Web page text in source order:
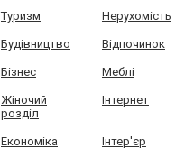
Туризм Нерухомість
Будівництво Відпочинок
Бізнес Меблі
Жіночий
розділ
Інтернет
Економіка Інтер'єр